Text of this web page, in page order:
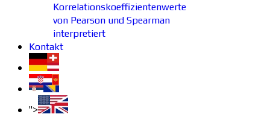
Korrelationskoeffizientenwerte
von Pearson und Spearman
interpretiert
Kontakt
">